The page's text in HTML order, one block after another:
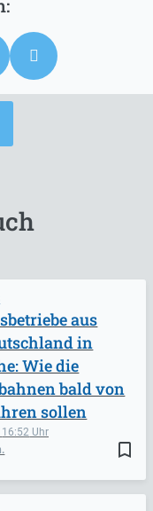
bookmark_border
16:52
aus
in
Wie die
bald von
sollen